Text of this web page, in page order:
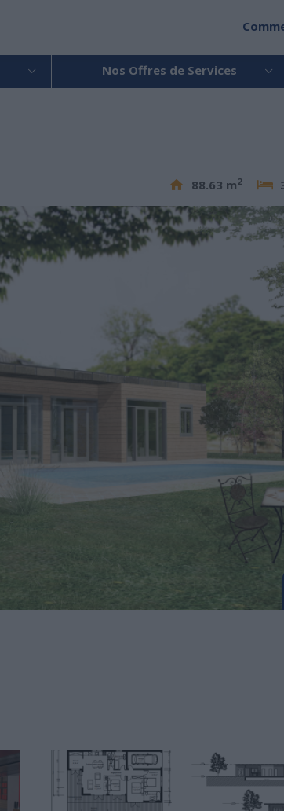
Nos Offres de Services
88.63 m2